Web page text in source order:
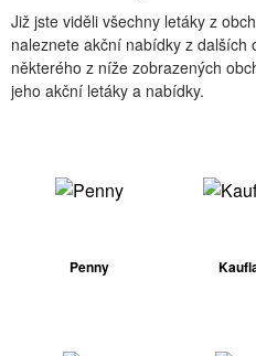
Již jste viděli všechny letáky z
naleznete akční nabídky z dalších
některého z níže zobrazených
jeho akční letáky a nabídky.
Penny